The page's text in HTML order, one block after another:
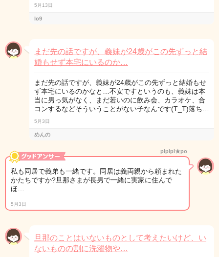
5月13日
lo9
まだ先の話ですが、義妹が24歳がこの先ずっと結
婚もせず本宅にいるのか…
まだ先の話ですが、義妹が24歳がこの先ずっと結婚もせ
ず本宅にいるのかなと…不安ですというのも、義妹は本
当に男っ気がなく、まだ若いのに飲み会、カラオケ、合
コンするなどそういうことがない子なんです(T_T)落ち…
5月3日
めんの
pipipi★po
私も同居で義弟も一緒です。同居は義両親から頼まれた
かたちですか?旦那さまが長男で一緒に実家に住んで
ほ…
5月3日
旦那のことはいないものとして考えたいけど、い
ないものの割に洗濯物や…